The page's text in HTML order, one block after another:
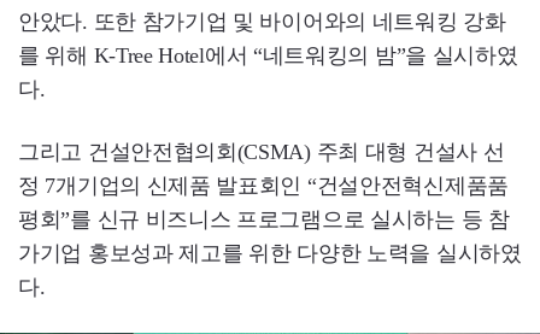
안았다. 또한 참가기업 및 바이어와의 네트워킹 강화
를 위해 K-Tree Hotel에서 “네트워킹의 밤”을 실시하였
다.
그리고 건설안전협의회(CSMA) 주최 대형 건설사 선
정 7개기업의 신제품 발표회인 “건설안전혁신제품품
평회”를 신규 비즈니스 프로그램으로 실시하는 등 참
가기업 홍보성과 제고를 위한 다양한 노력을 실시하였
다.